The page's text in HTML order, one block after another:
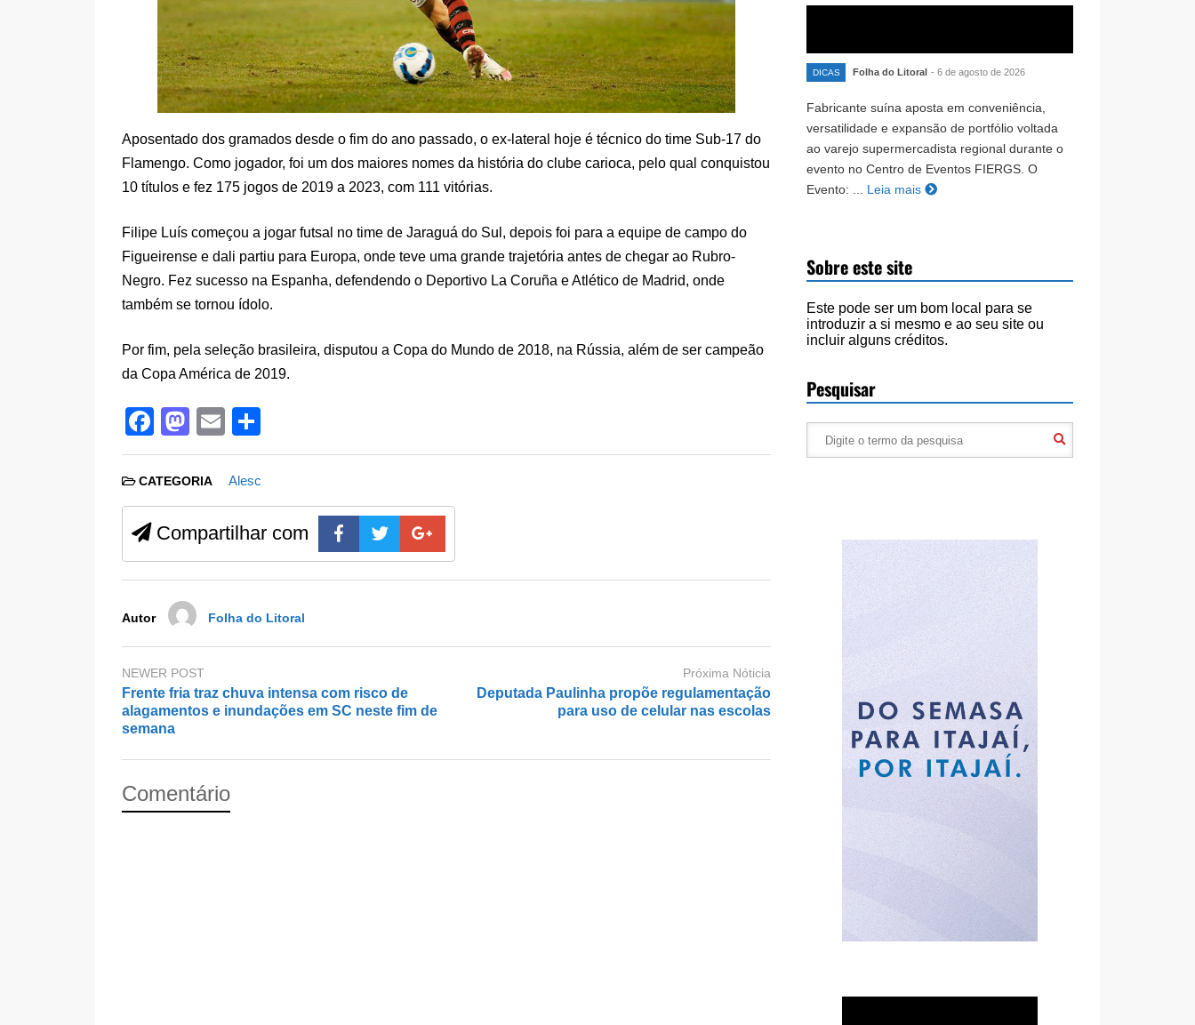
Aposentado dos gramados desde o fim do ano passado, o ex-lateral hoje é técnico do time Sub-17 do
Flamengo. Como jogador, foi um dos maiores nomes da história do clube carioca, pelo qual conquistou
10 títulos e fez 175 jogos de 2019 a 2023, com 111 vitórias.
Filipe Luís começou a jogar futsal no time de Jaraguá do Sul, depois foi para a equipe de campo do
Figueirense e dali partiu para Europa, onde teve uma grande trajetória antes de chegar ao Rubro-
Negro. Fez sucesso na Espanha, defendendo o Deportivo La Coruña e Atlético de Madrid, onde
também se tornou ídolo.
Por fim, pela seleção brasileira, disputou a Copa do Mundo de 2018, na Rússia, além de ser campeão
da Copa América de 2019.
F
a
c
e
b
o
k
M
a
st
o
d
o
E
m
ail
h
e
CATEGORIA Alesc
Compartilhar com
Autor Folha do Litoral
NEWER POST
Frente fria traz chuva intensa com risco de
alagamentos e inundações em SC neste fim de
semana
Próxima Nóticia
Deputada Paulinha propõe regulamentação
para uso de celular nas escolas
Comentário
DICAS Folha do Litoral - 6 de agosto de 2026
Fabricante suína aposta em conveniência,
versatilidade e expansão de portfólio voltada
ao varejo supermercadista regional durante o
evento no Centro de Eventos FIERGS. O
Evento: ... Leia mais
Sobre este site
Este pode ser um bom local para se
introduzir a si mesmo e ao seu site ou
incluir alguns créditos.
Pesquisar